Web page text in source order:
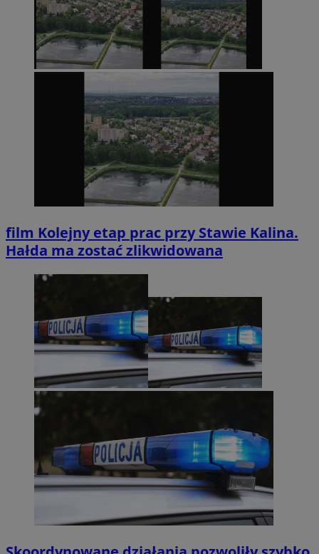
film Kolejny etap prac przy Stawie Kalina.
Hałda ma zostać zlikwidowana